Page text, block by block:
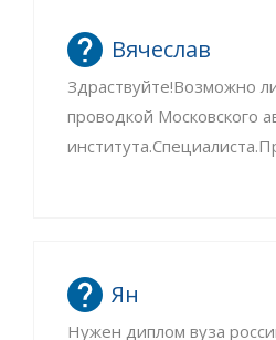
Вячеслав
Здраствуйте!Возможно
проводкой Московского
Ян
Нужен диплом вуза